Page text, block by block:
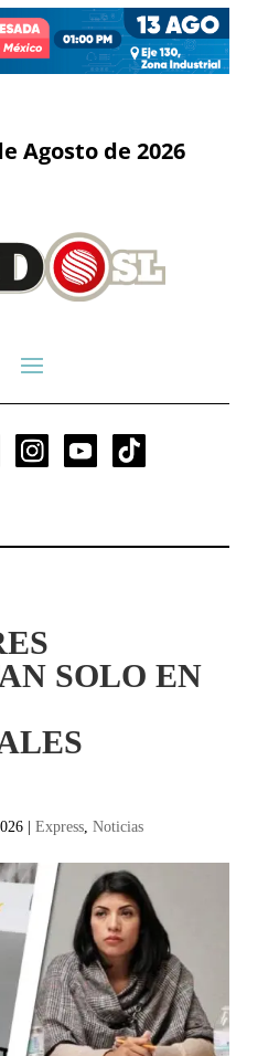
Agosto de 2026
SOLO EN
| Express, Noticias